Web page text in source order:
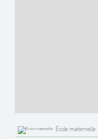
École maternelle